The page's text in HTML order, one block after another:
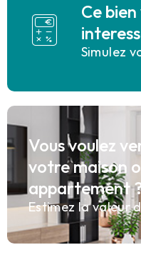
Ce bien
Simulez
Vous voulez
votre maison
appartement
Estimez la valeur